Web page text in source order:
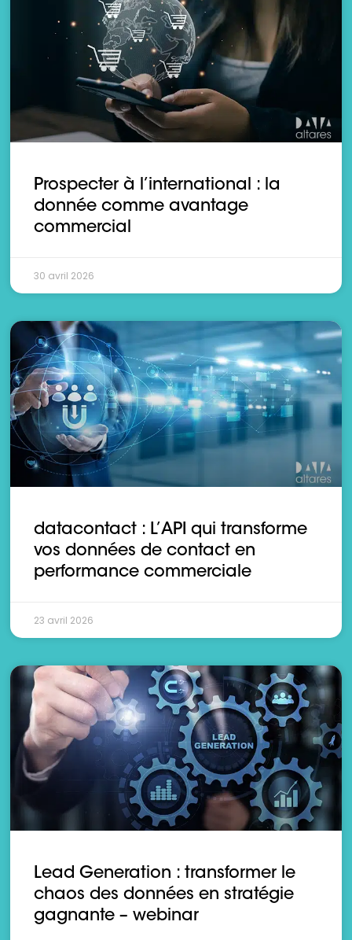
Prospecter à l’international : la
donnée comme avantage
commercial
30 avril 2026
datacontact : L’API qui transforme
vos données de contact en
performance commerciale
23 avril 2026
Lead Generation : transformer le
chaos des données en stratégie
gagnante – webinar